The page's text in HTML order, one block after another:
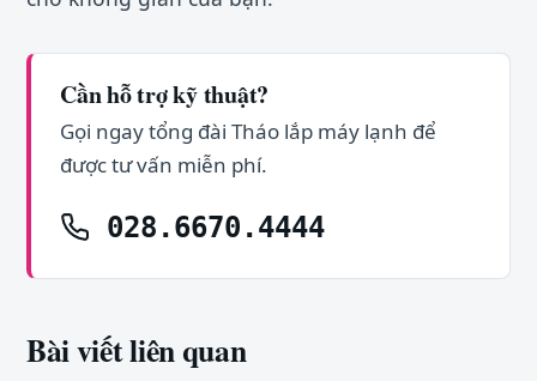
Cần hỗ trợ kỹ thuật?
Gọi ngay tổng đài Tháo lắp máy lạnh để
được tư vấn miễn phí.
028.6670.4444
Bài viết liên quan